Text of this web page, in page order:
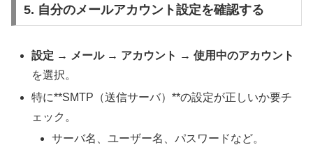
5. 自分のメールアカウント設定を確認する
設定 → メール → アカウント → 使用中のアカウント
を選択。
特に**SMTP（送信サーバ）**の設定が正しいか要チ
ェック。
サーバ名、ユーザー名、パスワードなど。